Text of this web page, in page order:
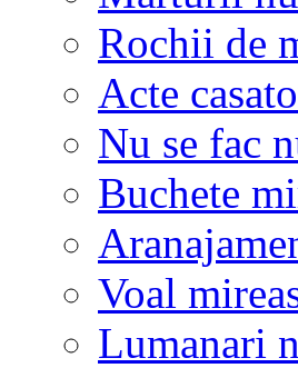
Rochii de
Acte
Nu se fac
Buchete
Voal
Lumanari